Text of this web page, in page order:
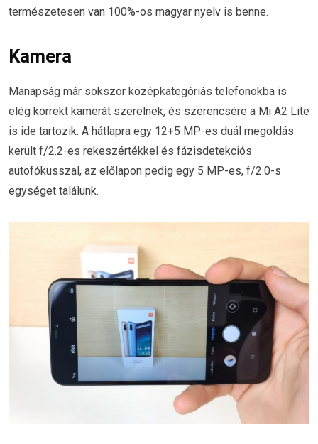
természetesen van 100%-os magyar nyelv is benne.
Kamera
Manapság már sokszor középkategóriás telefonokba is
elég korrekt kamerát szerelnek, és szerencsére a Mi A2 Lite
is ide tartozik. A hátlapra egy 12+5 MP-es duál megoldás
került f/2.2-es rekeszértékkel és fázisdetekciós
autofókusszal, az előlapon pedig egy 5 MP-es, f/2.0-s
egységet találunk.